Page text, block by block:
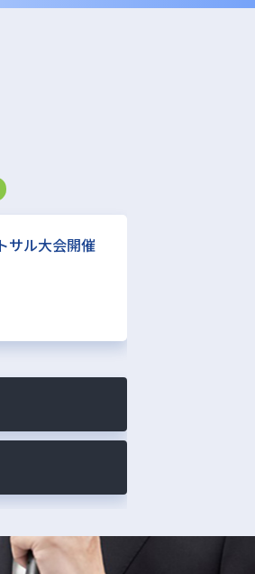
サル大会開催